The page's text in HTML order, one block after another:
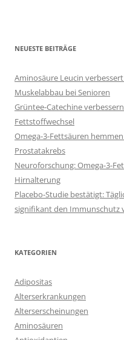
NEUESTE BEITRÄGE
Aminosäure Leucin
Muskelabbau bei Senioren
Grüntee-Catechine
Fettstoffwechsel
Omega-3-Fettsäuren
Prostatakrebs
Neuroforschung: Omega-3-
Hirnalterung
Placebo-Studie bestätigt:
signifikant den Immunschutz
KATEGORIEN
Adipositas
Alterserkrankungen
Alterserscheinungen
Aminosäuren